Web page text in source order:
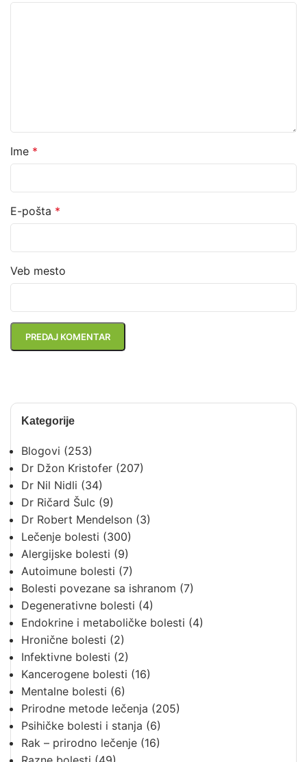
Kategorije
Blogovi (253)
Dr Džon Kristofer (207)
Dr Nil Nidli (34)
Dr Ričard Šulc (9)
Dr Robert Mendelson (3)
Lečenje bolesti (300)
Alergijske bolesti (9)
Autoimune bolesti (7)
Bolesti povezane sa ishranom (7)
Degenerativne bolesti (4)
Endokrine i metaboličke bolesti (4)
Hronične bolesti (2)
Infektivne bolesti (2)
Kancerogene bolesti (16)
Mentalne bolesti (6)
Prirodne metode lečenja (205)
Psihičke bolesti i stanja (6)
Rak – prirodno lečenje (16)
Ime *
E-pošta *
Veb mesto